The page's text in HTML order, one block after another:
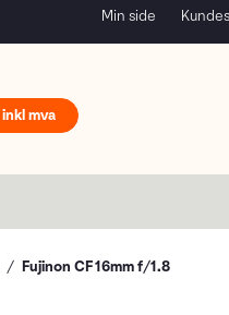
Min side
Fujinon CF 16mm f/1.8